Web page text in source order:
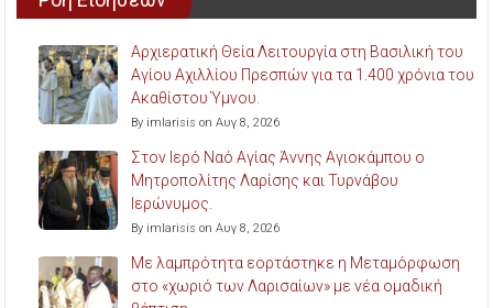
Αρχιερατική Θεία Λειτουργία στη Βασιλική του
Αγίου Αχιλλίου Πρεσπών για τα 1.400 χρόνια του
Ακαθίστου Ύμνου.
By imlarisis on Αυγ 8, 2026
Στον Ιερό Ναό Αγίας Άννης Αγιοκάμπου ο
Μητροπολίτης Λαρίσης και Τυρνάβου
Ιερώνυμος.
By imlarisis on Αυγ 8, 2026
Με λαμπρότητα εορτάστηκε η Μεταμόρφωση
στο «χωριό των Λαρισαίων» με νέα ομαδική